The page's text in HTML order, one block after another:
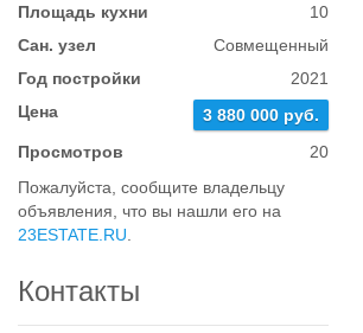
Площадь кухни
10
Сан. узел
Совмещенный
Год постройки
2021
Цена
3 880 000 руб.
Просмотров
20
Пожалуйста, сообщите владельцу
объявления, что вы нашли его на
23ESTATE.RU
Контакты